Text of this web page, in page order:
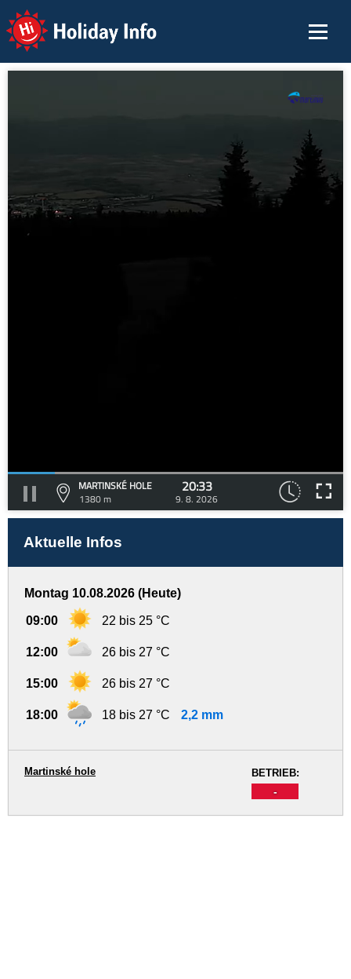
Holiday Info
MARTINSKÉ HOLE
1380 m
20:33
9. 8. 2026
Aktuelle Infos
Montag 10.08.2026 (Heute)
09:00 22 bis 25 °C
12:00 26 bis 27 °C
15:00 26 bis 27 °C
18:00 18 bis 27 °C 2,2 mm
BETRIEB:
-
Martinské hole